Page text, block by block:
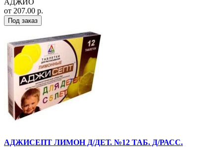
АДЖИО
от 207.00 р.
Под заказ
АДЖИСЕПТ ЛИМОН Д/ДЕТ. №12 ТАБ. Д/РАСС.